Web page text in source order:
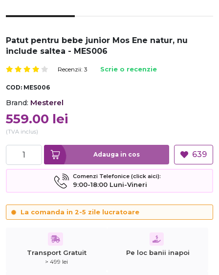
Patut pentru bebe junior Mos Ene natur, nu
include saltea - MES006
Recenzii: 3 Scrie o recenzie
COD: MES006
Brand: Mesterel
559.00 lei
(TVA inclus)
Adauga in cos 639
Comenzi Telefonice (click aici):
9:00-18:00 Luni-Vineri
La comanda in 2-5 zile lucratoare
Transport Gratuit
> 499 lei
Pe loc banii inapoi